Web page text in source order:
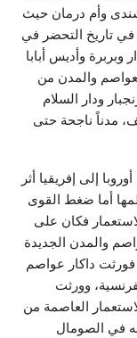
وأم درمان حيث
في تاريخ التحضر في
وأديس أبابا
والمدن من
ودار السلام
مدناً ناجحة حتى
إلى إفريقيا أثر
أما ضغط القوى
فكان على
والمدن الجديدة
داكار عواصم
وورثت
العاصمة من
في الصومال